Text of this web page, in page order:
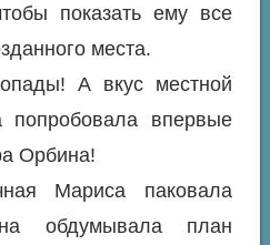
показать ему все
места.
А вкус местной
впервые
Орбина!
Мариса паковала
обдумывала план